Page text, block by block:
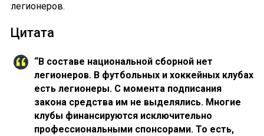
легионеров.
Цитата
“В составе национальной сборной нет
легионеров. В футбольных и хоккейных клубах
есть легионеры. С момента подписания
закона средства им не выделялись. Многие
клубы финансируются исключительно
профессиональными спонсорами. То есть,